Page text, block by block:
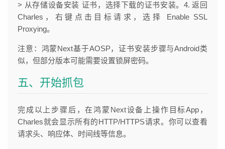
> 从存储设备安装 证书，选择下载的证书安装。4. 返回
Charles，右键点击目标请求，选择 Enable SSL
Proxying。
注意：鸿蒙Next基于AOSP，证书安装步骤与Android类
似，但部分版本可能需要设置锁屏密码。
五、开始抓包
完成以上步骤后，在鸿蒙Next设备上操作目标App，
Charles就会显示所有的HTTP/HTTPS请求。你可以查看
请求头、响应体、时间线等信息。